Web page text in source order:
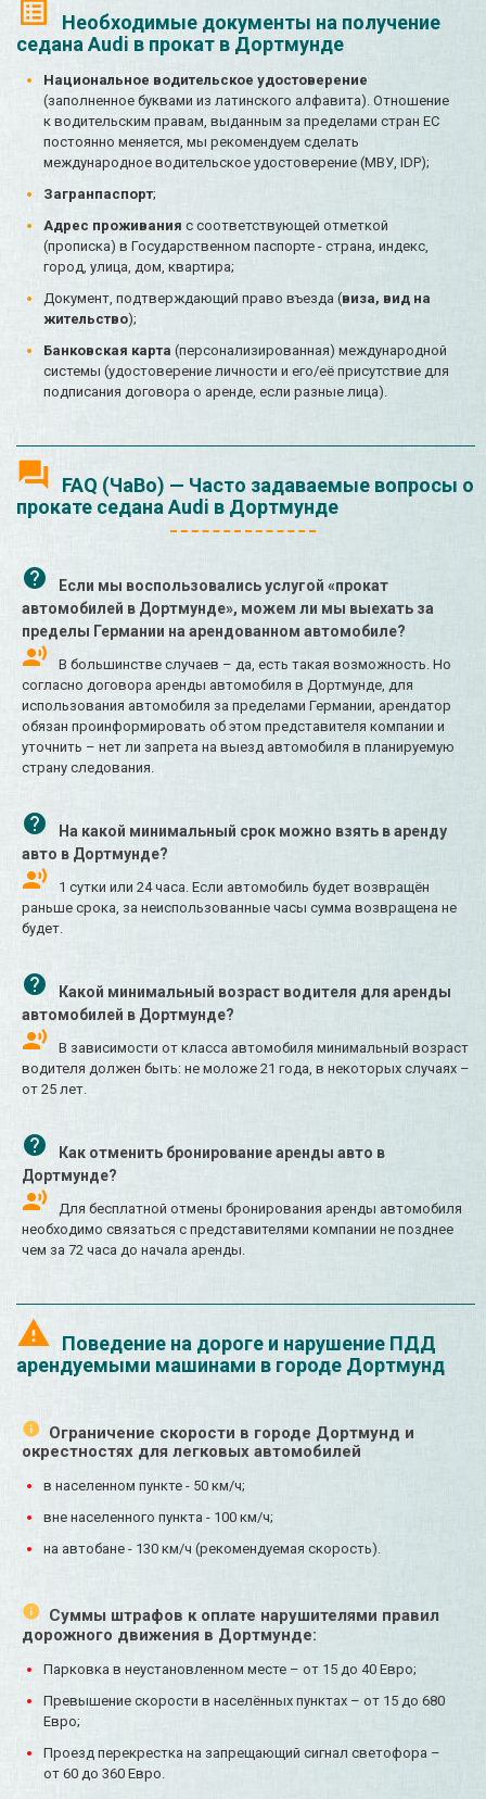
Необходимые документы на получение
седана Audi в прокат в Дортмунде
Национальное водительское удостоверение
(заполненное буквами из латинского алфавита). Отношение
к водительским правам, выданным за пределами стран ЕС
постоянно меняется, мы рекомендуем сделать
международное водительское удостоверение (МВУ, IDP);
Загранпаспорт;
Адрес проживания с соответствующей отметкой
(прописка) в Государственном паспорте - страна, индекс,
город, улица, дом, квартира;
Документ, подтверждающий право въезда (виза, вид на
жительство);
Банковская карта (персонализированная) международной
системы (удостоверение личности и его/её присутствие для
подписания договора о аренде, если разные лица).
FAQ (ЧаВо) — Часто задаваемые вопросы о
прокате седана Audi в Дортмунде
Если мы воспользовались услугой «прокат
автомобилей в Дортмунде», можем ли мы выехать за
пределы Германии на арендованном автомобиле?
В большинстве случаев – да, есть такая возможность. Но
согласно договора аренды автомобиля в Дортмунде, для
использования автомобиля за пределами Германии, арендатор
обязан проинформировать об этом представителя компании и
уточнить – нет ли запрета на выезд автомобиля в планируемую
страну следования.
На какой минимальный срок можно взять в аренду
авто в Дортмунде?
1 сутки или 24 часа. Если автомобиль будет возвращён
раньше срока, за неиспользованные часы сумма возвращена не
будет.
Какой минимальный возраст водителя для аренды
автомобилей в Дортмунде?
В зависимости от класса автомобиля минимальный возраст
водителя должен быть: не моложе 21 года, в некоторых случаях –
от 25 лет.
Как отменить бронирование аренды авто в
Дортмунде?
Для бесплатной отмены бронирования аренды автомобиля
необходимо связаться с представителями компании не позднее
чем за 72 часа до начала аренды.
Поведение на дороге и нарушение ПДД
арендуемыми машинами в городе Дортмунд
Ограничение скорости в городе Дортмунд и
окрестностях для легковых автомобилей
в населенном пункте - 50 км/ч;
вне населенного пункта - 100 км/ч;
на автобане - 130 км/ч (рекомендуемая скорость).
Суммы штрафов к оплате нарушителями правил
дорожного движения в Дортмунде:
Парковка в неустановленном месте – от 15 до 40 Евро;
Превышение скорости в населённых пунктах – от 15 до 680
Евро;
Проезд перекрестка на запрещающий сигнал светофора –
от 60 до 360 Евро.